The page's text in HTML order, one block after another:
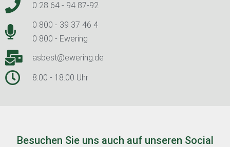
0 28 64 - 94 87-92
0 800 - 39 37 46 4
0 800 - Ewering
asbest@ewering.de
8.00 - 18.00 Uhr
Besuchen Sie uns auch auf unseren Social